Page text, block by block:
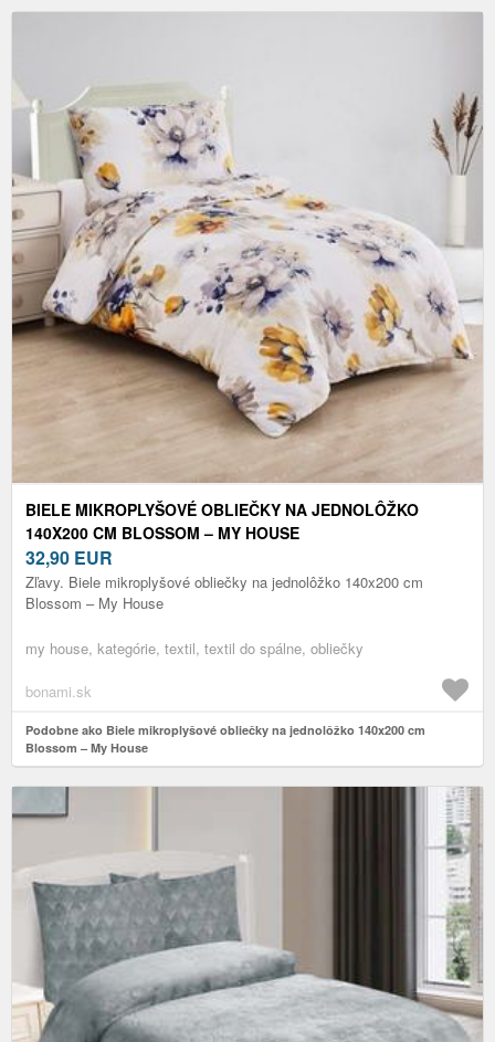
BIELE MIKROPLYŠOVÉ OBLIEČKY NA JEDNOLÔŽKO
140X200 CM BLOSSOM – MY HOUSE
32,90 EUR
Zľavy. Biele mikroplyšové obliečky na jednolôžko 140x200 cm
Blossom – My House
my house, kategórie, textil, textil do spálne, obliečky
bonami.sk
Podobne ako Biele mikroplyšové obliečky na jednolôžko 140x200 cm
Blossom – My House